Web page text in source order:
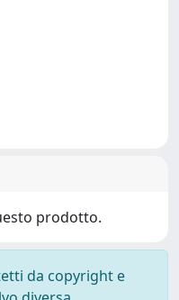
prodotto.
da copyright e